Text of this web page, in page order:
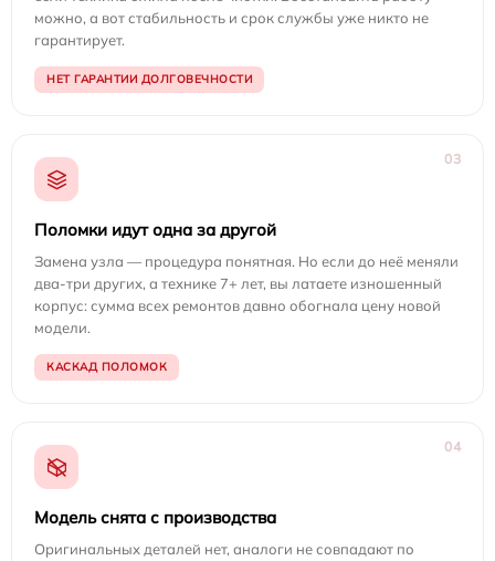
можно, а вот стабильность и срок службы уже никто не
гарантирует.
НЕТ ГАРАНТИИ ДОЛГОВЕЧНОСТИ
03
Поломки идут одна за другой
Замена узла — процедура понятная. Но если до неё меняли
два-три других, а технике 7+ лет, вы латаете изношенный
корпус: сумма всех ремонтов давно обогнала цену новой
модели.
КАСКАД ПОЛОМОК
04
Модель снята с производства
Оригинальных деталей нет, аналоги не совпадают по